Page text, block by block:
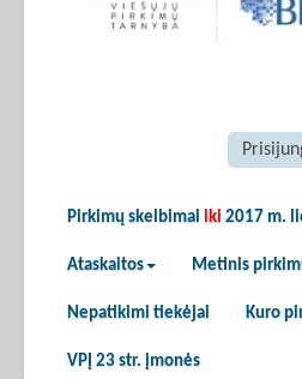
Pirkimų skelbimai iki 2017 m.
Ataskaitos Metinis
Nepatikimi tiekėjai Kuro
VPĮ 23 str. įmonės